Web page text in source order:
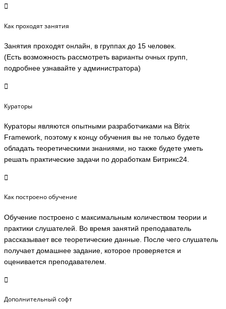
Как проходят занятия
Занятия проходят онлайн, в группах до 15 человек.
(Есть возможность рассмотреть варианты очных групп,
подробнее узнавайте у администратора)
Кураторы
Кураторы являются опытными разработчиками на Bitrix
Framework, поэтому к концу обучения вы не только будете
обладать теоретическими знаниями, но также будете уметь
решать практические задачи по доработкам Битрикс24.
Как построено обучение
Обучение построено с максимальным количеством теории и
практики слушателей. Во время занятий преподаватель
рассказывает все теоретические данные. После чего слушатель
получает домашнее задание, которое проверяется и
оценивается преподавателем.
Дополнительный софт